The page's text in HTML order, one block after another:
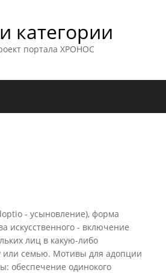
категории
портала ХРОНОС
- усыновление), форма
искусственного - включение
лиц в какую-либо
или семью. Мотивы для адопции
обеспечение одинокого